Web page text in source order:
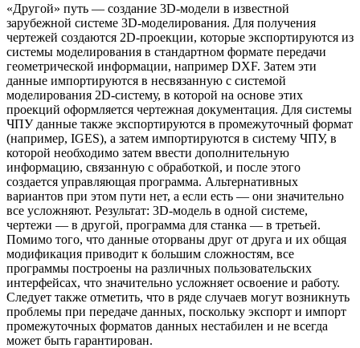
«Другой» путь — создание 3D-модели в известной
зарубежной системе 3D-моделирования. Для получения
чертежей создаются 2D-проекции, которые экспортируются из
системы моделирования в стандартном формате передачи
геометрической информации, например DXF. Затем эти
данные импортируются в несвязанную с системой
моделирования 2D-систему, в которой на основе этих
проекций оформляется чертежная документация. Для системы
ЧПУ данные также экспортируются в промежуточный формат
(например, IGES), а затем импортируются в систему ЧПУ, в
которой необходимо затем ввести дополнительную
информацию, связанную с обработкой, и после этого
создается управляющая программа. Альтернативных
вариантов при этом пути нет, а если есть — они значительно
все усложняют. Результат: 3D-модель в одной системе,
чертежи — в другой, программа для станка — в третьей.
Помимо того, что данные оторваны друг от друга и их общая
модификация приводит к большим сложностям, все
программы построены на различных пользовательских
интерфейсах, что значительно усложняет освоение и работу.
Следует также отметить, что в ряде случаев могут возникнуть
проблемы при передаче данных, поскольку экспорт и импорт
промежуточных форматов данных нестабилен и не всегда
может быть гарантирован.